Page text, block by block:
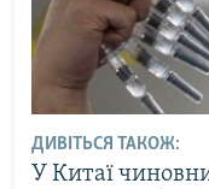
ДИВІТЬСЯ ТАКОЖ:
У Китаї